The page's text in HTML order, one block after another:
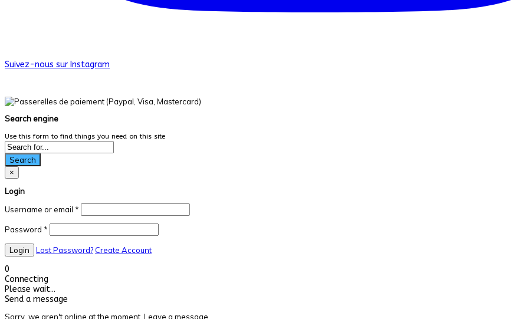
Suivez-nous sur Instagram
Search engine
Use this form to find things you need on this site
Search
×
Login
Username or email *
Password *
Lost Password? Create Account
0
Connecting
Please wait...
Send a message
Sorry, we aren't online at the moment. Leave a message.